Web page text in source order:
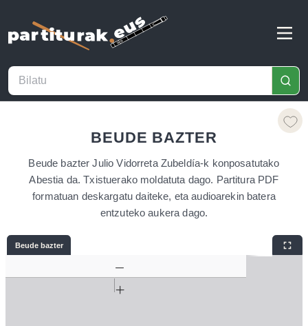
BEUDE BAZTER
Beude bazter Julio Vidorreta Zubeldía-k konposatutako
Abestia da. Txistuerako moldatuta dago. Partitura PDF
formatuan deskargatu daiteke, eta audioarekin batera
entzuteko aukera dago.
Beude bazter